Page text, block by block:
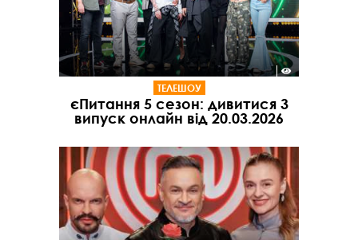
ТЕЛЕШОУ
єПитання 5 сезон: дивитися 3
випуск онлайн від 20.03.2026